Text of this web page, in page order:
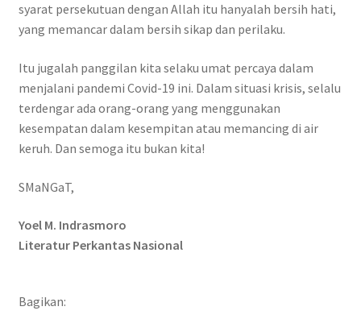
syarat persekutuan dengan Allah itu hanyalah bersih hati,
yang memancar dalam bersih sikap dan perilaku.
Itu jugalah panggilan kita selaku umat percaya dalam
menjalani pandemi Covid-19 ini. Dalam situasi krisis, selalu
terdengar ada orang-orang yang menggunakan
kesempatan dalam kesempitan atau memancing di air
keruh. Dan semoga itu bukan kita!
SMaNGaT,
Yoel M. Indrasmoro
Literatur Perkantas Nasional
Bagikan: